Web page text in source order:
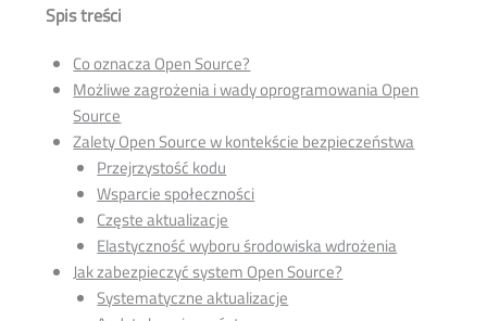
Spis treści
Co oznacza Open Source?
Możliwe zagrożenia i wady oprogramowania Open
Source
Zalety Open Source w kontekście bezpieczeństwa
Przejrzystość kodu
Wsparcie społeczności
Częste aktualizacje
Elastyczność wyboru środowiska wdrożenia
Jak zabezpieczyć system Open Source?
Systematyczne aktualizacje